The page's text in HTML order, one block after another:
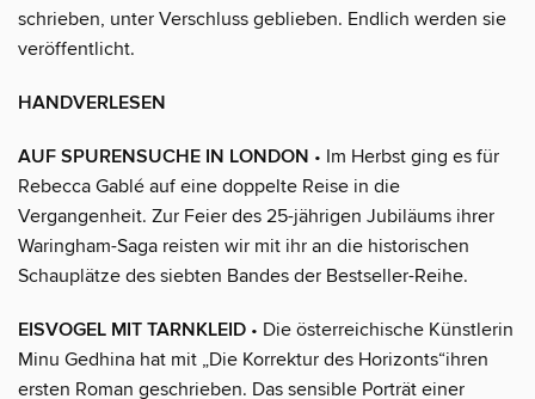
schrieben, unter Verschluss geblieben. Endlich werden sie
veröffentlicht.
HANDVERLESEN
AUF SPURENSUCHE IN LONDON • Im Herbst ging es für
Rebecca Gablé auf eine doppelte Reise in die
Vergangenheit. Zur Feier des 25-jährigen Jubiläums ihrer
Waringham-Saga reisten wir mit ihr an die historischen
Schauplätze des siebten Bandes der Bestseller-Reihe.
EISVOGEL MIT TARNKLEID • Die österreichische Künstlerin
Minu Gedhina hat mit „Die Korrektur des Horizonts“ihren
ersten Roman geschrieben. Das sensible Porträt einer